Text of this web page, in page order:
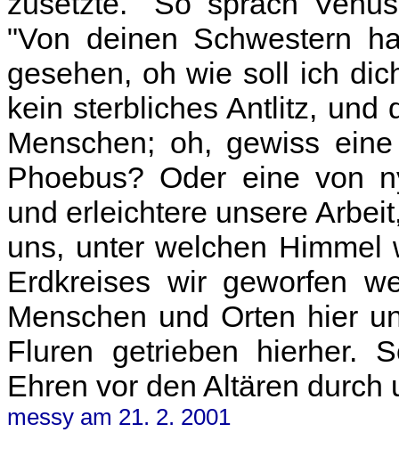
"Von deinen Schwestern
gesehen, oh wie soll ich
kein sterbliches Antlitz, und
Menschen; oh, gewiss
Phoebus? Oder eine von
und erleichtere unsere
uns, unter welchen
Erdkreises wir geworfen
Menschen und Orten hier
Fluren getrieben hierher.
Ehren vor den Altären durch
messy am 21. 2. 2001